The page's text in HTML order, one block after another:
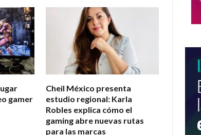
gamer
Cheil México presenta
estudio regional: Karla
Robles explica cómo el
gaming abre nuevas rutas
para las marcas